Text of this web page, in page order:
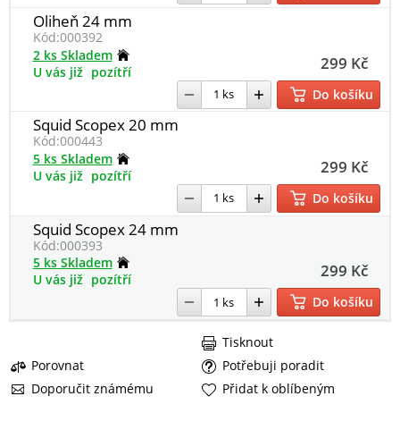
Oliheň 24 mm
Kód:000392
299 Kč
2 ks Skladem
U vás již pozítří
Do košíku
Squid Scopex 20 mm
Kód:000443
299 Kč
5 ks Skladem
U vás již pozítří
Do košíku
Squid Scopex 24 mm
Kód:000393
299 Kč
5 ks Skladem
U vás již pozítří
Do košíku
Porovnat
Potřebuji poradit
Doporučit známému
Tisknout
Přidat k oblíbeným